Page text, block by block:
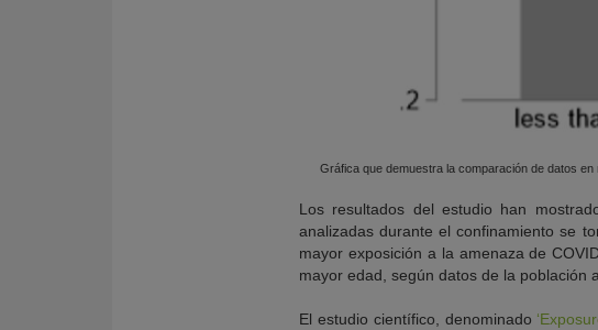
Gráfica que demuestra la comparación de datos
Los resultados del estudio han
analizadas durante el confinamiento se
mayor exposición a la amenaza de
mayor edad, según datos de la población
El estudio científico, denominado